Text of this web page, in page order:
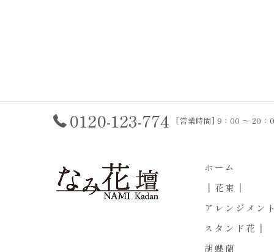
0120-123-774 [営業時間] 9：00 ～ 20：
ホーム
┃花束┃
アレンジメン
スタンド花┃
胡蝶蘭